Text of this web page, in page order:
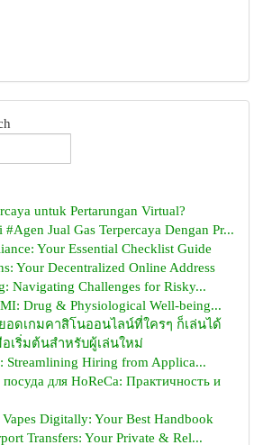
untuk Pertarungan Virtual?
#Agen Jual Gas Terpercaya Dengan Pr...
Your Essential Checklist Guide
Your Decentralized Online Address
Navigating Challenges for Risky...
Drug & Physiological Well-being...
อดเกมคาสิโนออนไลน์ที่ใครๆ ก็เล่นได้
เริ่มต้นสำหรับผู้เล่นใหม่
Streamlining Hiring from Applica...
для HoReCa: Практичность и
Digitally: Your Best Handbook
Transfers: Your Private & Rel...